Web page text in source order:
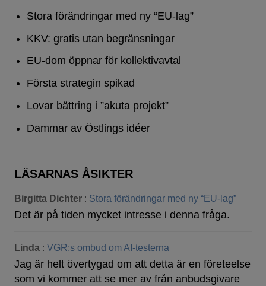
Stora förändringar med ny “EU-lag”
KKV: gratis utan begränsningar
EU-dom öppnar för kollektivavtal
Första strategin spikad
Lovar bättring i ”akuta projekt”
Dammar av Östlings idéer
LÄSARNAS ÅSIKTER
Birgitta Dichter : Stora förändringar med ny “EU-lag”
Det är på tiden mycket intresse i denna fråga.
Linda : VGR:s ombud om AI-testerna
Jag är helt övertygad om att detta är en företeelse
som vi kommer att se mer av från anbudsgivare